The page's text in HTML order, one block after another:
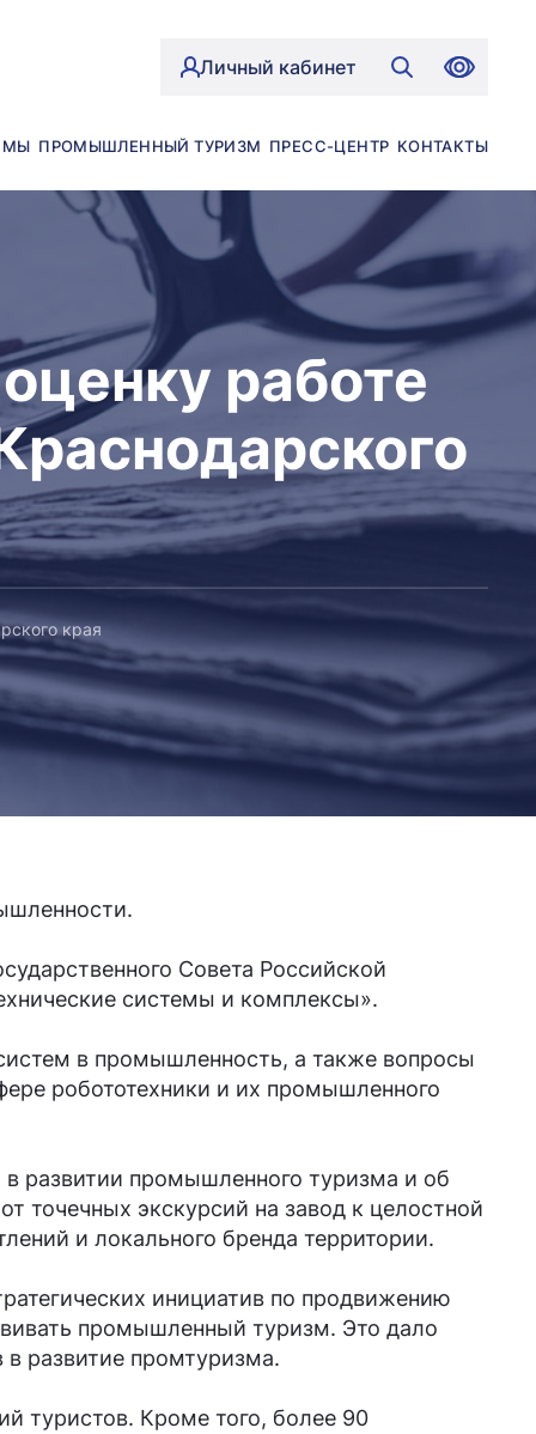
Личный кабинет
ПРОМЫШЛЕННЫЙ ТУРИЗМ ПРЕСС-ЦЕНТР КОНТАКТЫ
работе
края
Совета Российской
системы и комплексы».
в промышленность, а также вопросы
робототехники и их промышленного
развитии промышленного туризма и об
точечных экскурсий на завод к целостной
и локального бренда территории.
инициатив по продвижению
промышленный туризм. Это дало
развитие промтуризма.
туристов. Кроме того, более 90